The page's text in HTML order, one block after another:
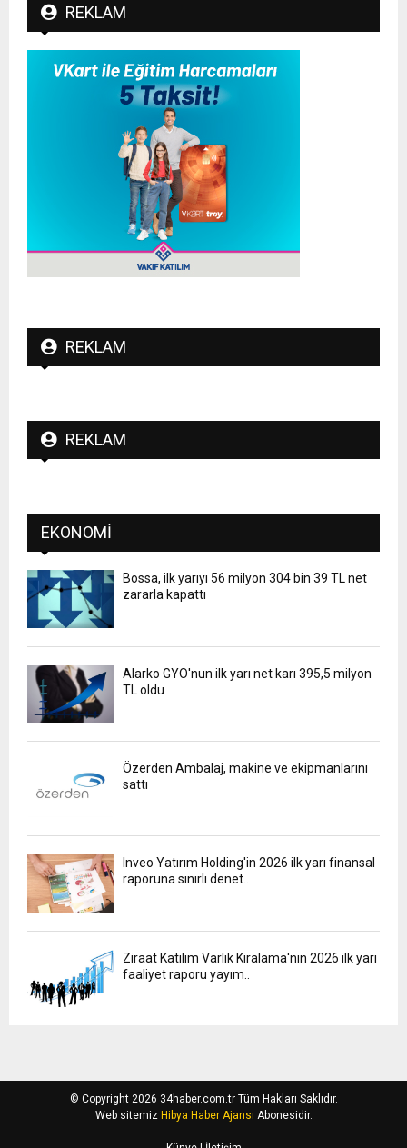
REKLAM
REKLAM
REKLAM
EKONOMI
Bossa, ilk yarıyı 56 milyon 304 bin 39 TL net
zararla kapattı
Alarko GYO'nun ilk yarı net karı 395,5 milyon
TL oldu
Özerden Ambalaj, makine ve ekipmanlarını
sattı
Inveo Yatırım Holding'in 2026 ilk yarı finansal
raporuna sınırlı denet..
Ziraat Katılım Varlık Kiralama'nın 2026 ilk yarı
faaliyet raporu yayım..
© Copyright 2026 34haber.com.tr Tüm Hakları Saklıdır.
Web sitemiz Hibya Haber Ajansı Abonesidir.